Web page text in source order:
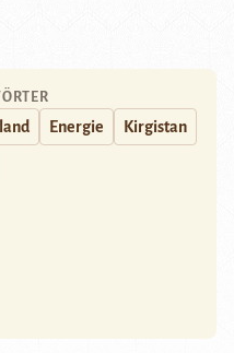
Energie Kirgistan